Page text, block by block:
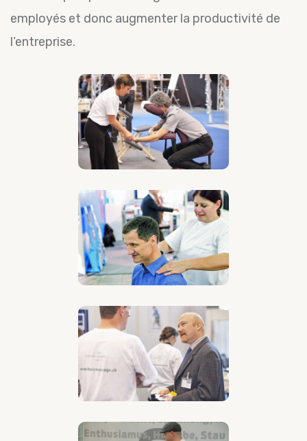
employés et donc augmenter la productivité de
l’entreprise.